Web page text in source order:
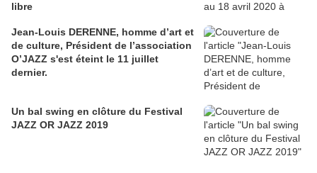
libre
Jean-Louis DERENNE, homme d’art et
de culture, Président de l’association
O’JAZZ s'est éteint le 11 juillet
dernier.
Un bal swing en clôture du Festival
JAZZ OR JAZZ 2019